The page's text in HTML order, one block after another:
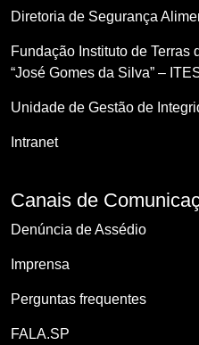
Diretoria de Segurança
Fundação Instituto de Terras
“José Gomes da Silva” –
Unidade de Gestão de
Intranet
Canais de
Denúncia de Assédio
Imprensa
Perguntas frequentes
FALA.SP